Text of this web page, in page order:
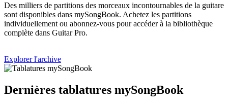
Des milliers de partitions des morceaux incontournables de la guitare
sont disponibles dans mySongBook. Achetez les partitions
individuellement ou abonnez-vous pour accéder à la bibliothèque
complète dans Guitar Pro.
Explorer l'archive
Dernières tablatures mySongBook